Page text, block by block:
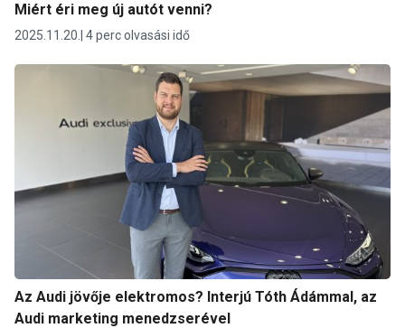
Miért éri meg új autót venni?
2025.11.20. 4 perc olvasási idő
Az Audi jövője elektromos? Interjú Tóth Ádámmal, az
Audi marketing menedzserével